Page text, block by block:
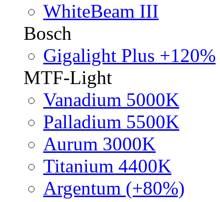
WhiteBeam III
Bosch
Gigalight Plus +120%
MTF-Light
Vanadium 5000K
Palladium 5500K
Aurum 3000K
Titanium 4400K
Argentum (+80%)